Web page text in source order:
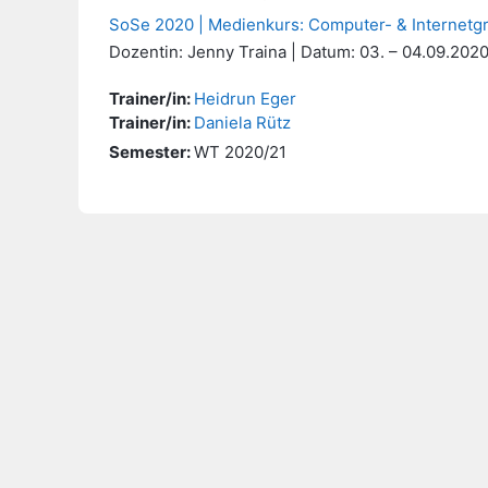
SoSe 2020 | Medienkurs: Computer- &
Dozentin: Jenny Traina | Datum: 03. – 04.09.2020
Trainer/in: Heidrun Eger
Trainer/in: Daniela Rütz
Semester:WT 2020/21